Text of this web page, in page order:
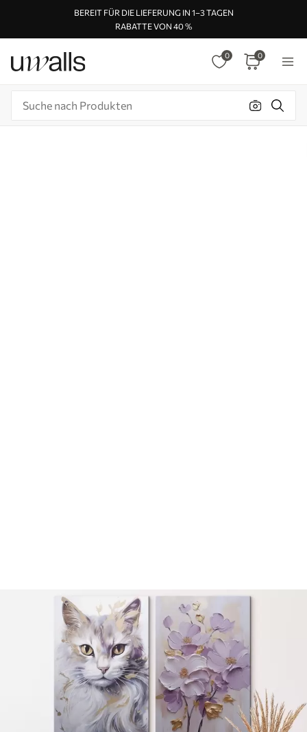
BEREIT FÜR DIE LIEFERUNG IN 1–3 TAGEN
RABATTE VON 40 %
0 0